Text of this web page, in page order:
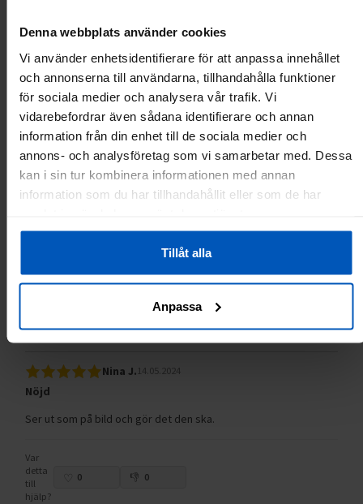
Denna webbplats använder cookies
Vi använder enhetsidentifierare för att anpassa innehållet
och annonserna till användarna, tillhandahålla funktioner
för sociala medier och analysera vår trafik. Vi
vidarebefordrar även sådana identifierare och annan
information från din enhet till de sociala medier och
annons- och analysföretag som vi samarbetar med. Dessa
kan i sin tur kombinera informationen med annan
information som du har tillhandahållit eller som de har
Tillåt alla
Anpassa
detta
till
Rapportera som olämplig
Thomas S.21.05.2024
Perfekt matta till masinen
detta
till
0 0
Nina J. 14.05.2024
Nöjd
Ser ut som på bild och gör det den ska.
Var
detta
till
hjälp?
0 0